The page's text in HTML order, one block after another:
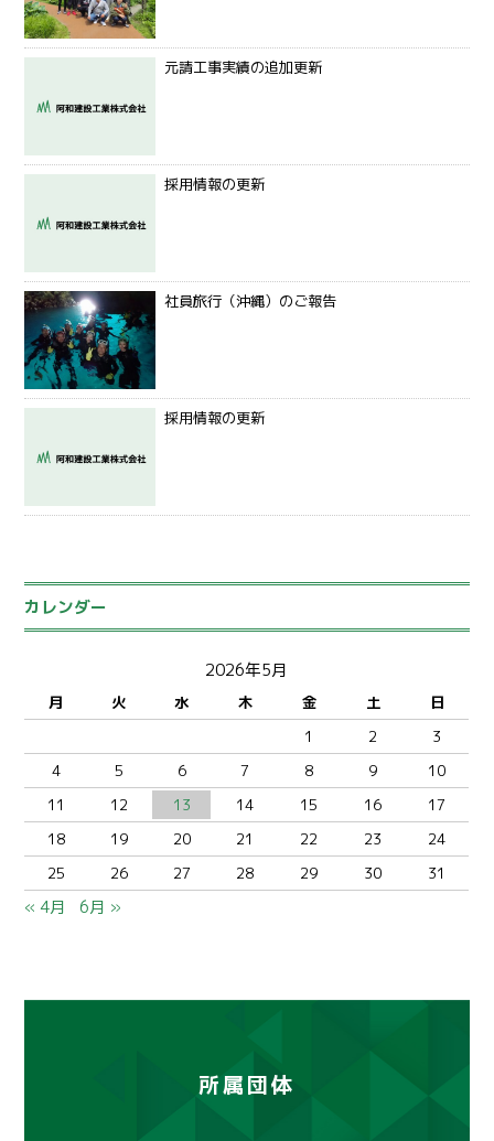
元請工事実績の追加更新
採用情報の更新
社員旅行（沖縄）のご報告
採用情報の更新
カレンダー
2026年5月
月 火 水 木 金 土
日
1
2
3
4
5 6 7 8 9
10
11
12 13 14 15 16
17
18
19 20 21 22 23
24
25
26 27 28 29 30 31
« 4月 6月 »
所属団体